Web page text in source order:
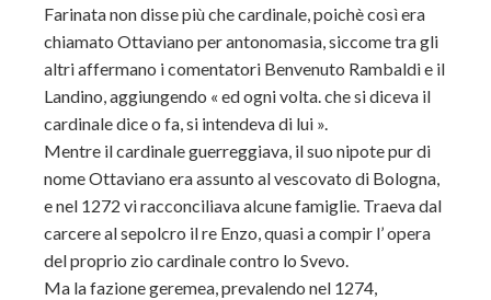
Farinata non disse più che cardinale, poichè così era
chiamato Ottaviano per antonomasia, siccome tra gli
altri affermano i comentatori Benvenuto Rambaldi e il
Landino, aggiungendo « ed ogni volta. che si diceva il
cardinale dice o fa, si intendeva di lui ».
Mentre il cardinale guerreggiava, il suo nipote pur di
nome Ottaviano era assunto al vescovato di Bologna,
e nel 1272 vi racconciliava alcune famiglie. Traeva dal
carcere al sepolcro il re Enzo, quasi a compir l’ opera
del proprio zio cardinale contro lo Svevo.
Ma la fazione geremea, prevalendo nel 1274,